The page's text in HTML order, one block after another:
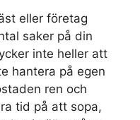
eller företag
saker på din
inte heller att
hantera på egen
ren och
tid på att sopa,